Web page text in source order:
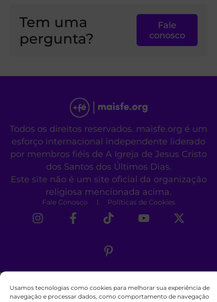
Usamos tecnologias como cookies para melhorar sua experiência de
navegação e processar dados, como comportamento de navegação
Tem uma
pergunta?
Fale
conosco
Todos os direitos reservados. maisfe.org é um
esforço internacional independente liderado
por membros fiéis de A Igreja de Jesus Cristo
dos Santos dos Últimos Dias.
Este site não é um site oficial da organização
religiosa mencionada acima.
Fale Conosco Políticas de Cookies